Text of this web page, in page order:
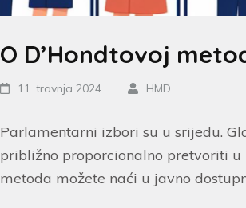
O D’Hondtovoj
11. travnja 2024. HMD
Parlamentarni izbori su u srijedu.
približno proporcionalno pretvoriti u
metoda možete naći u javno